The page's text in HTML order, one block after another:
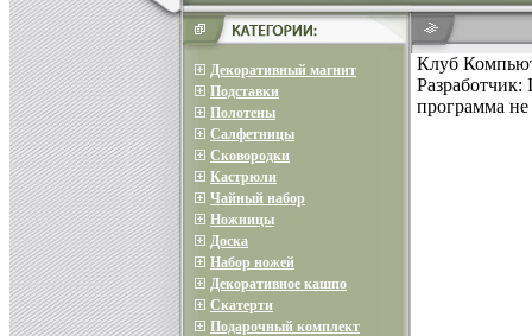
Декоративный магнит
Подставки
Полотены
Салфетницы
Сковородки
Кастрюли
Чайный набор
Ножницы
Доска
Набор ножей
Декоративное кашпо
Скатерти
Подарочный комплект
Клуб
Разработчик:
программа не